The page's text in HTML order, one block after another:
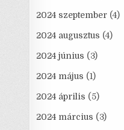
2024 szeptember (4)
2024 augusztus (4)
2024 június (3)
2024 május (1)
2024 április (5)
2024 március (3)